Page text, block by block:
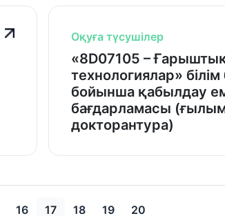
Оқуға түсушілер
«8D07105 –
технологиялар»
бойынша қабылдау
бағдарламасы
докторантура)
16 17 18 19 20